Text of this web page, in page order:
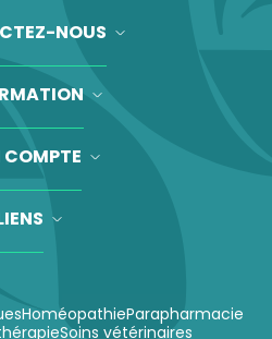
NOUS
HoméopathieParapharmacie
Soins vétérinaires